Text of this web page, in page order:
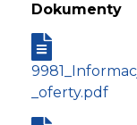
Dokumenty
_oferty.pdf